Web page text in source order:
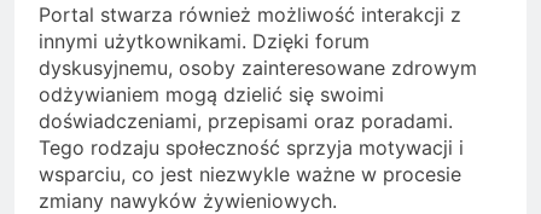
Portal stwarza również możliwość interakcji z
innymi użytkownikami. Dzięki forum
dyskusyjnemu, osoby zainteresowane zdrowym
odżywianiem mogą dzielić się swoimi
doświadczeniami, przepisami oraz poradami.
Tego rodzaju społeczność sprzyja motywacji i
wsparciu, co jest niezwykle ważne w procesie
zmiany nawyków żywieniowych.